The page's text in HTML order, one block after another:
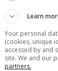
Learn
Your personal
(cookies, unique
accessed by and
site. We and our
partners.